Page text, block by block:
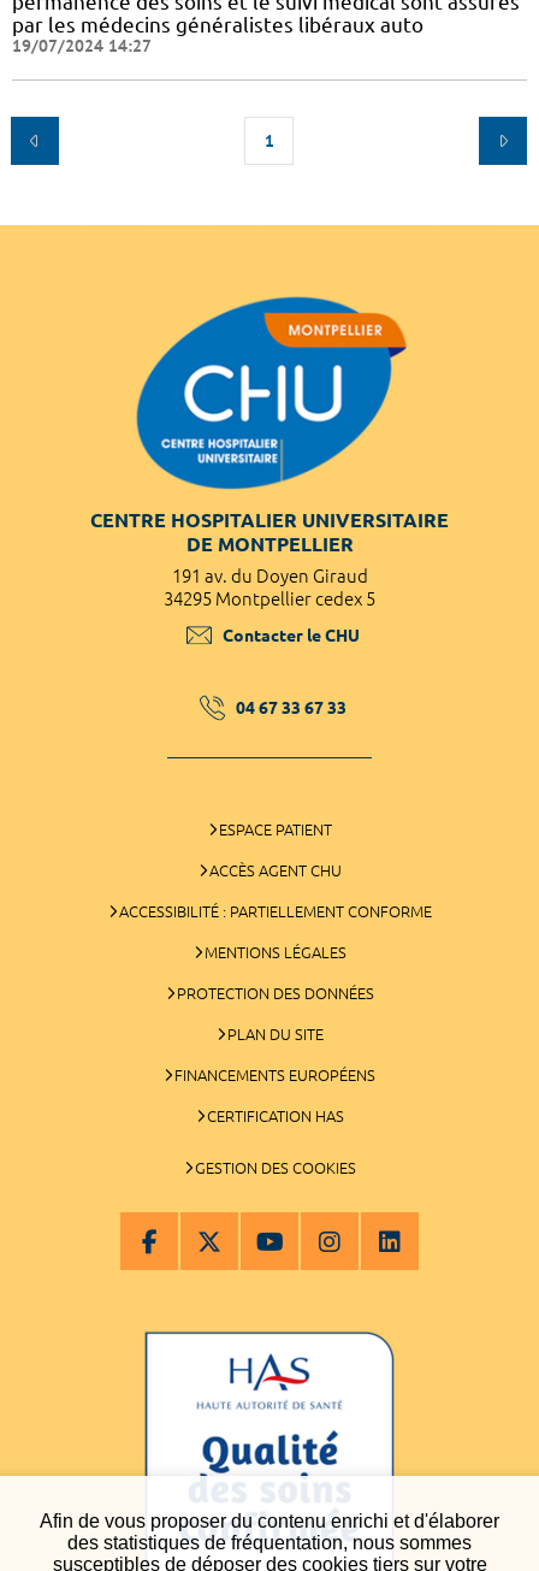
Afin de vous proposer du contenu enrichi et d'élaborer
des statistiques de fréquentation, nous sommes
susceptibles de déposer des cookies tiers sur votre
par les médecins généralistes libéraux auto
19/07/2024 14:27
1
CENTRE HOSPITALIER UNIVERSITAIRE
DE MONTPELLIER
191 av. du Doyen Giraud
34295 Montpellier cedex 5
Contacter le CHU
04 67 33 67 33
ESPACE PATIENT
ACCÈS AGENT CHU
ACCESSIBILITÉ : PARTIELLEMENT CONFORME
MENTIONS LÉGALES
PROTECTION DES DONNÉES
PLAN DU SITE
FINANCEMENTS EUROPÉENS
CERTIFICATION HAS
GESTION DES COOKIES